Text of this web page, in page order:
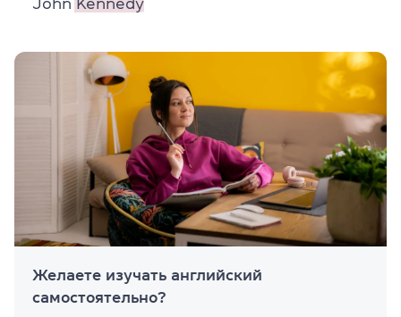
Желаете изучать английский
самостоятельно?